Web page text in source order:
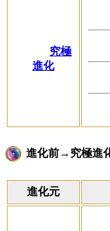
究極
進化
進化前→究極進
進化元